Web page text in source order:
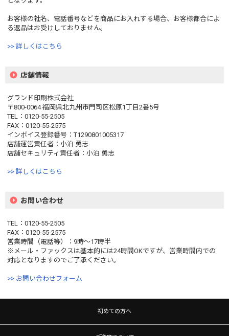
お客様の社名、電話番号などを商品にお入れする場合、お客様都合によ
る返品はお受けしておりません。
>> 詳しくはこちら
店舗情報
グランド印刷株式会社
〒800-0064 福岡県北九州市門司区松原1丁目2番5号
TEL：0120-55-2505
FAX：0120-55-2575
インボイス登録番号：T1290801005317
店舗運営責任者：小泊 勇志
店舗セキュリティ責任者：小泊 勇志
>> 詳しくはこちら
お問い合わせ
TEL：0120-55-2505
FAX：0120-55-2575
営業時間（電話等）：9時〜17時半
※メール・ファックスは基本的には24時間OKですが、営業時間内での
対応となりますのでご了承ください。
>> お問い合わせフォーム
初めての方へ